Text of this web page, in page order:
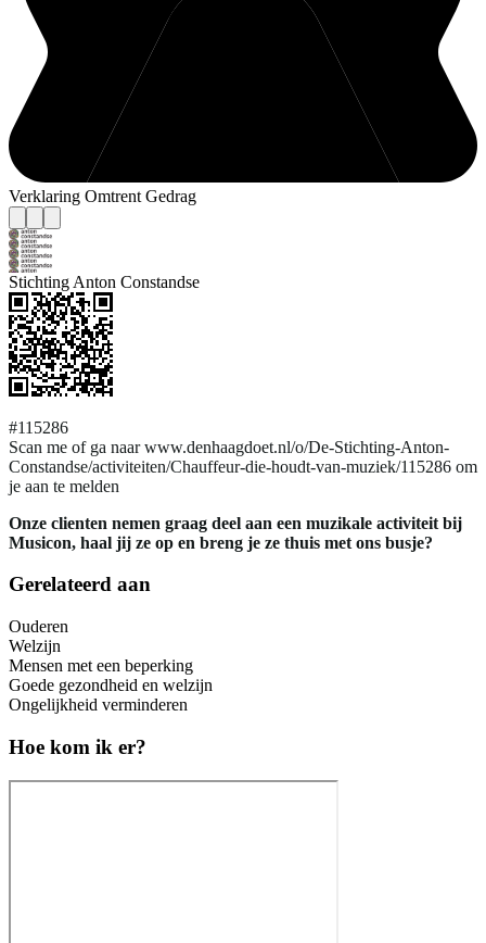
Verklaring Omtrent Gedrag
Stichting Anton Constandse
#115286
Scan me of ga naar www.denhaagdoet.nl/o/De-Stichting-Anton-
Constandse/activiteiten/Chauffeur-die-houdt-van-muziek/115286 om
je aan te melden
Onze clienten nemen graag deel aan een muzikale activiteit bij
Musicon, haal jij ze op en breng je ze thuis met ons busje?
Gerelateerd aan
Ouderen
Welzijn
Mensen met een beperking
Goede gezondheid en welzijn
Ongelijkheid verminderen
Hoe kom ik er?